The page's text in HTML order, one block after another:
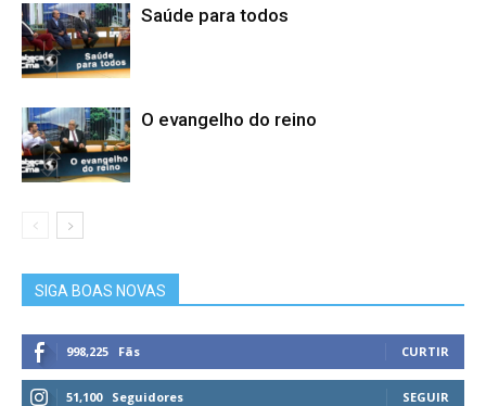
Saúde para todos
O evangelho do reino
SIGA BOAS NOVAS
998,225 Fãs CURTIR
51,100 Seguidores SEGUIR